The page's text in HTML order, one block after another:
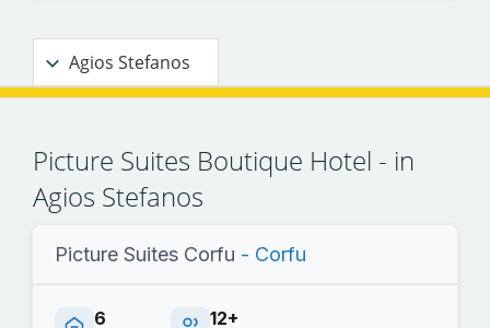
Agios Stefanos
Picture Suites Boutique Hotel - in
Agios Stefanos
Picture Suites Corfu - Corfu
6 12+